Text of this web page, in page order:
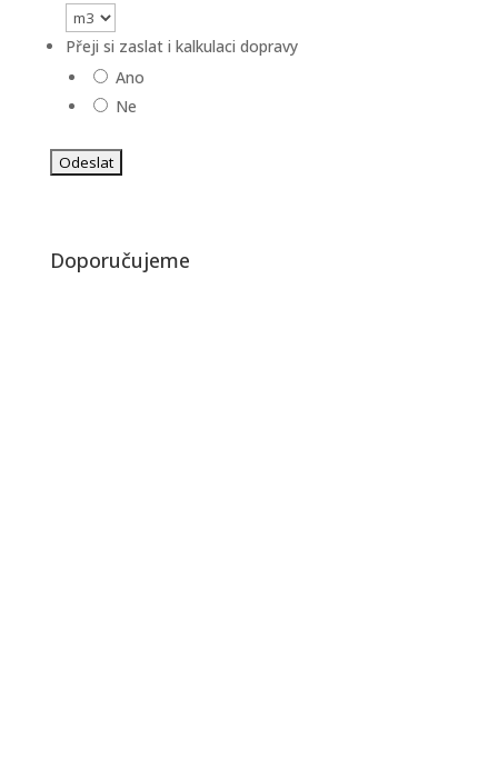
Přeji si zaslat i kalkulaci dopravy
Ano
Ne
Doporučujeme